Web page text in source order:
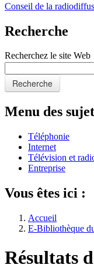
Conseil de la
Recherche
Recherchez le site Web
Recherche
Menu des
Téléphonie
Internet
Télévision et
Entreprise
Vous êtes ici :
Accueil
E-Bibliothèque
Résultats